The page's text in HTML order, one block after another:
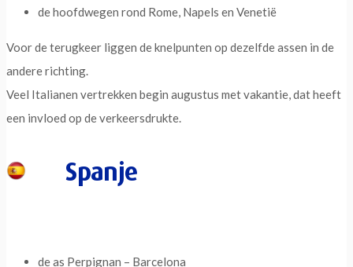
de hoofdwegen rond Rome, Napels en Venetië
Voor de terugkeer liggen de knelpunten op dezelfde assen in de
andere richting.
Veel Italianen vertrekken begin augustus met vakantie, dat heeft
een invloed op de verkeersdrukte.
Spanje
de as Perpignan – Barcelona